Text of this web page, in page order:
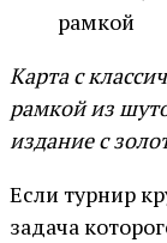
рамкой
Карта с
рамкой из
издание с
Если турнир
задача